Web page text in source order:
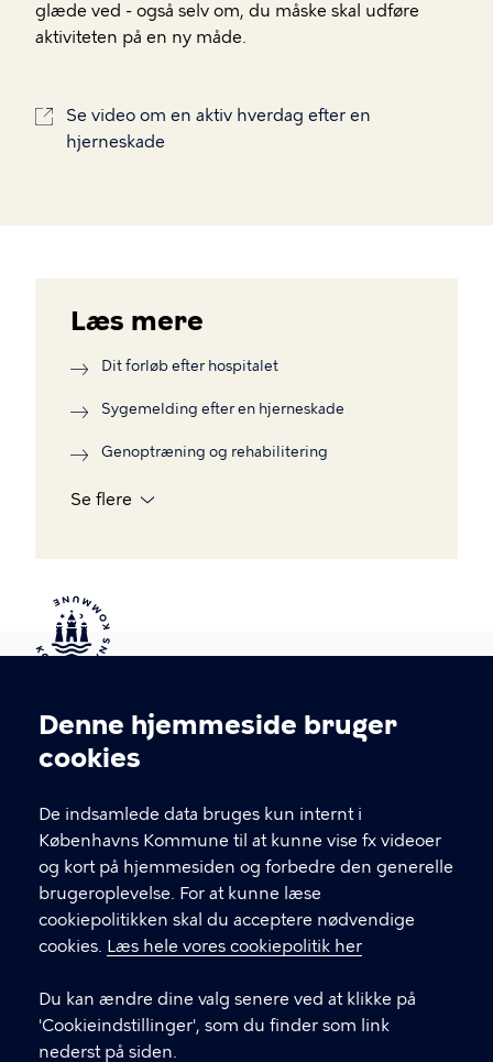
Cookieindstillinger
Denne hjemmeside bruger
cookies
De indsamlede data bruges kun internt i
Københavns Kommune til at kunne vise fx videoer
og kort på hjemmesiden og forbedre den generelle
brugeroplevelse. For at kunne læse
cookiepolitikken skal du acceptere nødvendige
cookies. Læs hele vores cookiepolitik her
Du kan ændre dine valg senere ved at klikke på
'Cookieindstillinger', som du finder som link
nederst på siden.
glæde ved - også selv om, du måske skal udføre
aktiviteten på en ny måde.
Se video om en aktiv hverdag efter en
hjerneskade
Læs mere
Dit forløb efter hospitalet
Sygemelding efter en hjerneskade
Genoptræning og rehabilitering
Se flere
Kontakt Københavns Kommune
T
fFind andre kontakter her
CVR-nummer64942212
GENVEJE
Digital Post
Databeskyttelse